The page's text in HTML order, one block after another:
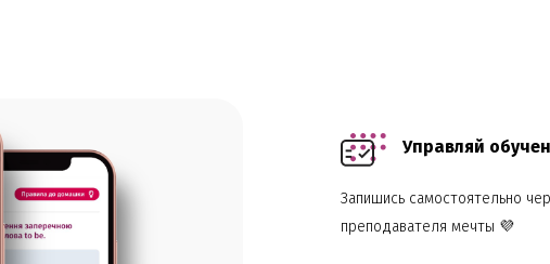
Управляй
Запишись самостоятельно
преподавателя мечты 💜